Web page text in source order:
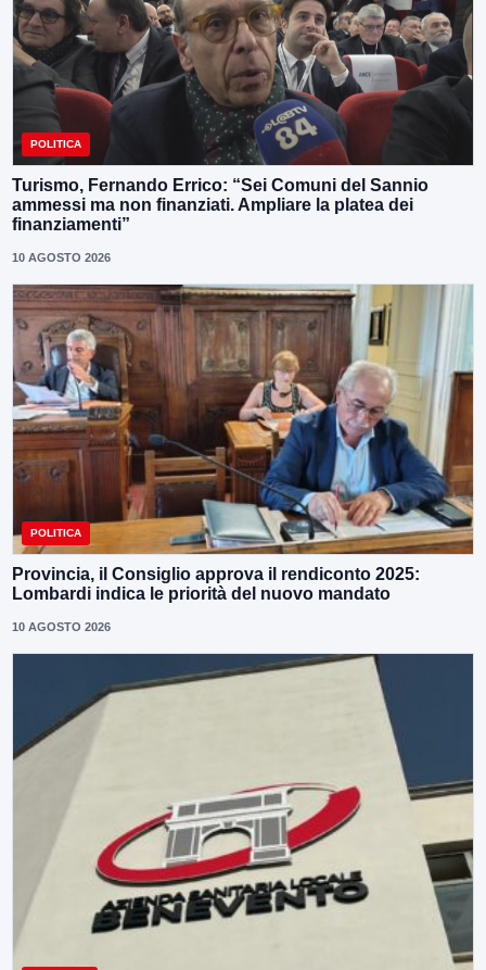
POLITICA
Turismo, Fernando Errico: “Sei Comuni del Sannio
ammessi ma non finanziati. Ampliare la platea dei
finanziamenti”
10 AGOSTO 2026
POLITICA
Provincia, il Consiglio approva il rendiconto 2025:
Lombardi indica le priorità del nuovo mandato
10 AGOSTO 2026